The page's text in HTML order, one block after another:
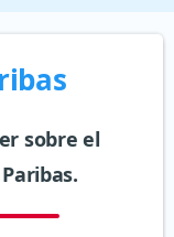
sobre el